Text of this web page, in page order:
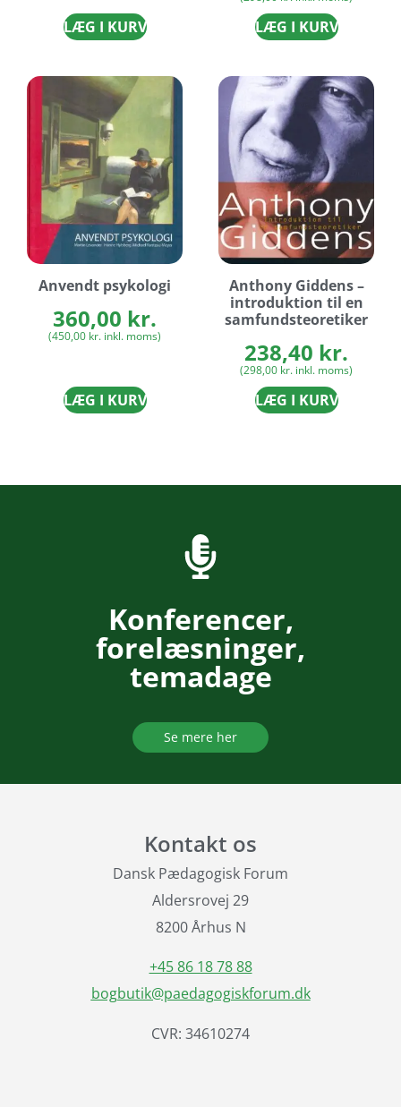
LÆG I KURV LÆG I KURV
Anvendt psykologi
360,00 kr.
(450,00 kr. inkl. moms)
LÆG I KURV
Anthony Giddens –
introduktion til en
samfundsteoretiker
238,40 kr.
(298,00 kr. inkl. moms)
LÆG I KURV
Konferencer,
forelæsninger,
temadage
Se mere her
Kontakt os
Dansk Pædagogisk Forum
Aldersrovej 29
8200 Århus N
+45 86 18 78 88
bogbutik@paedagogiskforum.dk
CVR: 34610274